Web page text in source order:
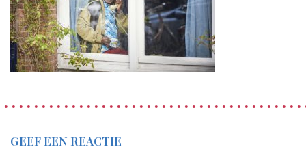
GEEF EEN REACTIE